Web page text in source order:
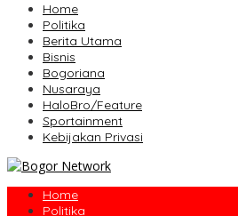
Home
Politika
Berita Utama
Bisnis
Bogoriana
Nusaraya
HaloBro/Feature
Sportainment
Kebijakan Privasi
Home
Politika